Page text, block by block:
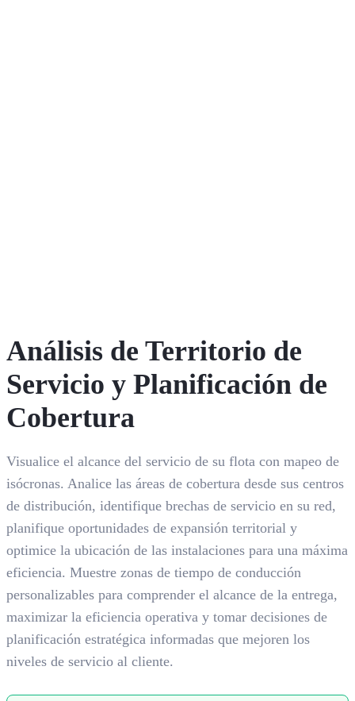
Análisis de Territorio de
Servicio y Planificación de
Cobertura
Visualice el alcance del servicio de su flota con mapeo de
isócronas. Analice las áreas de cobertura desde sus centros
de distribución, identifique brechas de servicio en su red,
planifique oportunidades de expansión territorial y
optimice la ubicación de las instalaciones para una máxima
eficiencia. Muestre zonas de tiempo de conducción
personalizables para comprender el alcance de la entrega,
maximizar la eficiencia operativa y tomar decisiones de
planificación estratégica informadas que mejoren los
niveles de servicio al cliente.